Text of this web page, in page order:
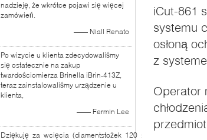
nadzieję, że wkrótce pojawi się więcej
zamówień.
—— Niall Renato
Po wizycie u klienta zdecydowaliśmy
się ostatecznie na zakup
twardościomierza Brinella iBrin-413Z,
teraz zainstalowaliśmy urządzenie u
klienta,
—— Fermin Lee
Dziękuję za wcięcia (diamentstożek 120 stopni).
iCut-861
systemu
osłoną
z
Operator